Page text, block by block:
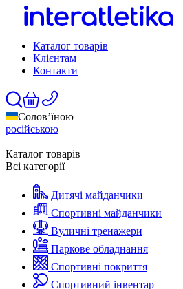
Каталог товарів
Клієнтам
Контакти
Солов’їною
російською
Каталог товарів
Всі категорії
Дитячі майданчики
Спортивні майданчики
Вуличні тренажери
Паркове обладнання
Спортивні покриття
Спортивний інвентар